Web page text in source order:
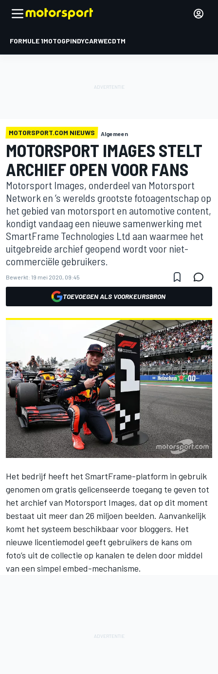
FORMULE 1MOTOGPINDYCARWECDTM
MOTORSPORT.COM NIEUWS Algemeen
MOTORSPORT IMAGES STELT
ARCHIEF OPEN VOOR FANS
Motorsport Images, onderdeel van Motorsport
Network en ’s werelds grootste fotoagentschap op
het gebied van motorsport en automotive content,
kondigt vandaag een nieuwe samenwerking met
SmartFrame Technologies Ltd aan waarmee het
uitgebreide archief geopend wordt voor niet-
commerciële gebruikers.
Bewerkt: 19 mei 2020, 09:45
TOEVOEGEN ALS VOORKEURSBRON
Het bedrijf heeft het SmartFrame-platform in gebruik
genomen om gratis gelicenseerde toegang te geven tot
het archief van Motorsport Images, dat op dit moment
bestaat uit meer dan 26 miljoen beelden. Aanvankelijk
komt het systeem beschikbaar voor bloggers. Het
nieuwe licentiemodel geeft gebruikers de kans om
foto’s uit de collectie op kanalen te delen door middel
van een simpel embed-mechanisme.